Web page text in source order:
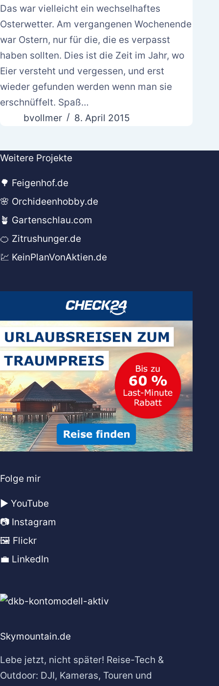
Das war vielleicht ein wechselhaftes
Osterwetter. Am vergangenen Wochenende
war Ostern, nur für die, die es verpasst
haben sollten. Dies ist die Zeit im Jahr, wo
Eier versteht und vergessen, und erst
wieder gefunden werden wenn man sie
erschnüffelt. Spaß…
bvollmer
8. April 2015
Weitere Projekte
🌳 Feigenhof.de
🌸 Orchideenhobby.de
🪴 Gartenschlau.com
🍊 Zitrushunger.de
💹 KeinPlanVonAktien.de
Folge mir
▶️ YouTube
📷 Instagram
🖼️ Flickr
💼 LinkedIn
Skymountain.de
Lebe jetzt, nicht später! Reise-Tech &
Outdoor: DJI, Kameras, Touren und